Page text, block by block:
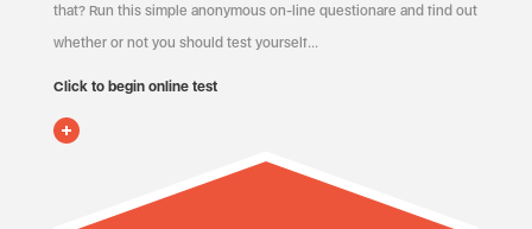
that? Run this simple anonymous on-line questionare and find out
whether or not you should test yourself…
Click to begin online test